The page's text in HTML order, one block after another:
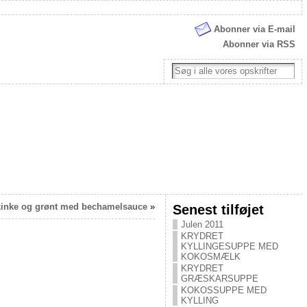
Abonner via E-mail
Abonner via RSS
og grønt med bechamelsauce» Senest tilføjet
Julen 2011
KRYDRET
KYLLINGESUPPE MED
KOKOSMÆLK
KRYDRET
GRÆSKARSUPPE
KOKOSSUPPE MED
KYLLING